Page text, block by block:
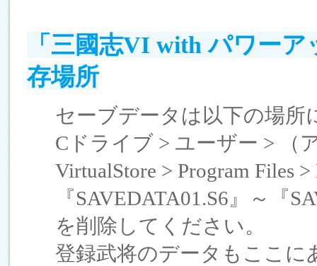
「三國志VI with パワー
存場所
セーブデータは以下の場所
Cドライブ > ユーザー > （
VirtualStore > Program Files
『SAVEDATA01.S6』～『
を削除してください。
登録武将のデータもここに